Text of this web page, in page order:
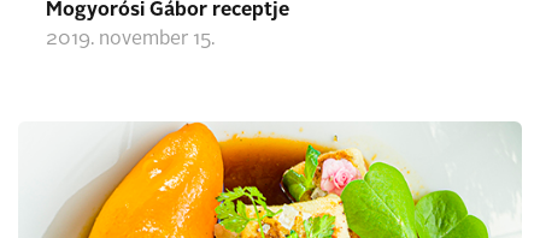
Mogyorósi Gábor receptje
2019. november 15.